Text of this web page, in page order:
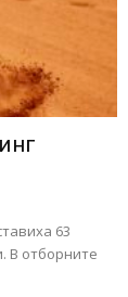
63
В отборните